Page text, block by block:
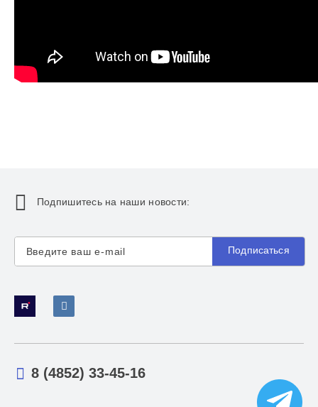
Подпишитесь на наши новости:
Подписаться
8 (4852) 33-45-16